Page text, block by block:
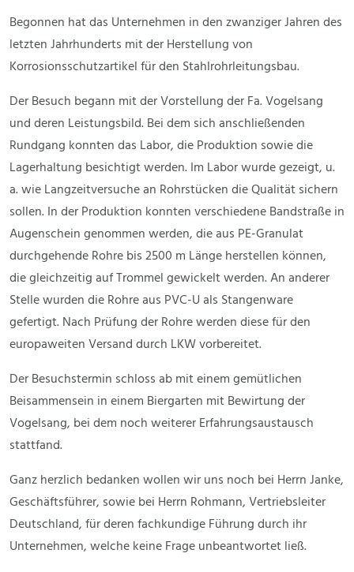
Begonnen hat das Unternehmen in den zwanziger Jahren des
letzten Jahrhunderts mit der Herstellung von
Korrosionsschutzartikel für den Stahlrohrleitungsbau.
Der Besuch begann mit der Vorstellung der Fa. Vogelsang
und deren Leistungsbild. Bei dem sich anschließenden
Rundgang konnten das Labor, die Produktion sowie die
Lagerhaltung besichtigt werden. Im Labor wurde gezeigt, u.
a. wie Langzeitversuche an Rohrstücken die Qualität sichern
sollen. In der Produktion konnten verschiedene Bandstraße in
Augenschein genommen werden, die aus PE-Granulat
durchgehende Rohre bis 2500 m Länge herstellen können,
die gleichzeitig auf Trommel gewickelt werden. An anderer
Stelle wurden die Rohre aus PVC-U als Stangenware
gefertigt. Nach Prüfung der Rohre werden diese für den
europaweiten Versand durch LKW vorbereitet.
Der Besuchstermin schloss ab mit einem gemütlichen
Beisammensein in einem Biergarten mit Bewirtung der
Vogelsang, bei dem noch weiterer Erfahrungsaustausch
stattfand.
Ganz herzlich bedanken wollen wir uns noch bei Herrn Janke,
Geschäftsführer, sowie bei Herrn Rohmann, Vertriebsleiter
Deutschland, für deren fachkundige Führung durch ihr
Unternehmen, welche keine Frage unbeantwortet ließ.